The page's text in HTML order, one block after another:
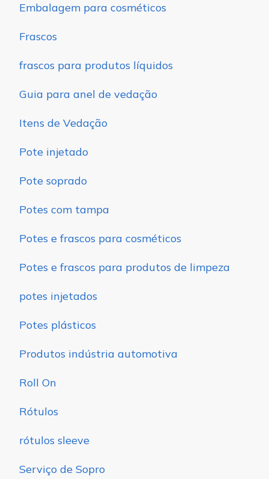
Embalagem para cosméticos
Frascos
frascos para produtos líquidos
Guia para anel de vedação
Itens de Vedação
Pote injetado
Pote soprado
Potes com tampa
Potes e frascos para cosméticos
Potes e frascos para produtos de limpeza
potes injetados
Potes plásticos
Produtos indústria automotiva
Roll On
Rótulos
rótulos sleeve
Serviço de Sopro